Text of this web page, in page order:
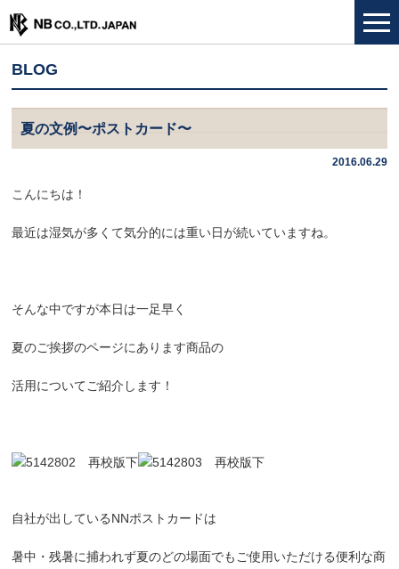
BLOG
夏の文例〜ポストカード〜
2016.06.29
こんにちは！
最近は湿気が多くて気分的には重い日が続いていますね。
そんな中ですが本日は一足早く
夏のご挨拶のページにあります商品の
活用についてご紹介します！
自社が出しているNNポストカードは
暑中・残暑に捕われず夏のどの場面でもご使用いただける便利な商